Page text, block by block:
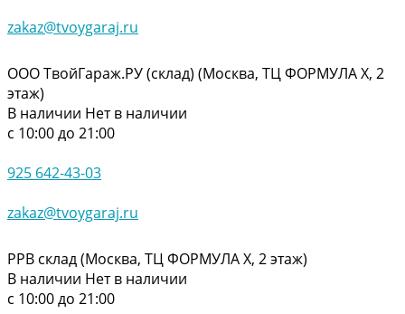
zakaz@tvoygaraj.ru
ООО ТвойГараж.РУ (склад) (Москва, ТЦ ФОРМУЛА Х, 2
этаж)
В наличии Нет в наличии
с 10:00 до 21:00
925 642-43-03
zakaz@tvoygaraj.ru
РРВ склад (Москва, ТЦ ФОРМУЛА Х, 2 этаж)
В наличии Нет в наличии
с 10:00 до 21:00